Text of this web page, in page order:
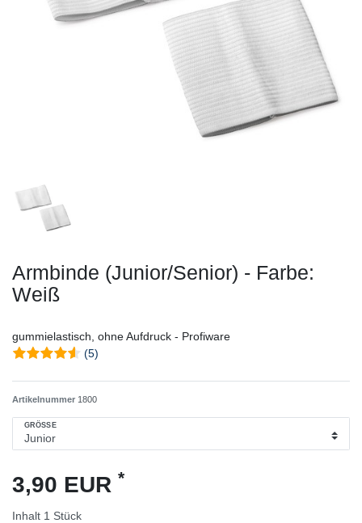
Armbinde (Junior/Senior) - Farbe:
Weiß
gummielastisch, ohne Aufdruck - Profiware
(5)
Artikelnummer 1800
GRÖSSE
3,90 EUR *
Inhalt 1 Stück